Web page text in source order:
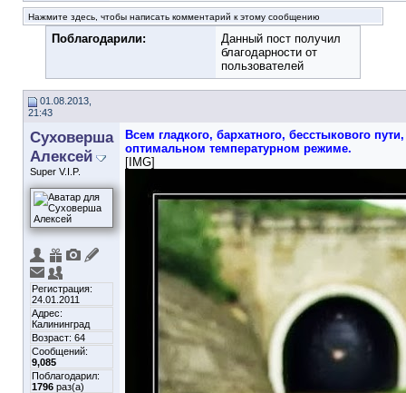
Нажмите здесь, чтобы написать комментарий к этому сообщению
Поблагодарили:
Данный пост получил
благодарности от
пользователей
01.08.2013,
21:43
Суховерша
Алексей
Super V.I.P.
Регистрация:
24.01.2011
Адрес:
Калининград
Возраст: 64
Сообщений:
9,085
Поблагодарил:
1796 раз(а)
Всем гладкого, бархатного, бесстыкового
оптимальном температурном режиме.
[IMG]